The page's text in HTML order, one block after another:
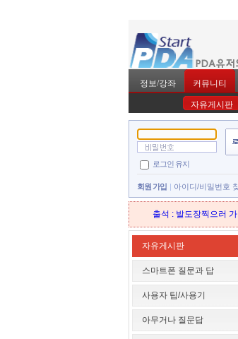
정보/강좌 커뮤니티
자유게시판
로그인 유지
회원 가입 아이디/비밀번호
출석 : 발도장찍으러 가
자유게시판
스마트폰 질문과 답
사용자 팁/사용기
아무거나 질문답